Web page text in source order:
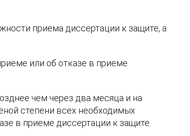
приема диссертации к защите, а
или об отказе в приеме
чем через два месяца и на
степени всех необходимых
в приеме диссертации к защите.